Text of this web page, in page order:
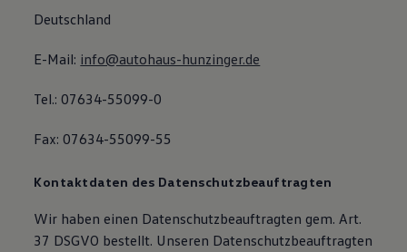
Gesellschaft
Natur
Rückblick VW Bus Festival 2023
Bulli Magazin
Fahrzeugabholung ab Werk
Deutschland
E-Mail: info@autohaus-hunzinger.de
Tel.: 07634-55099-0
Fax: 07634-55099-55
Kontaktdaten des Datenschutzbeauftragten
Wir haben einen Datenschutzbeauftragten gem. Art.
37 DSGVO bestellt. Unseren Datenschutzbeauftragten